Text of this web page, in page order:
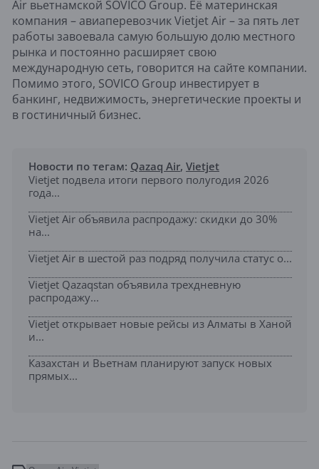
Air вьетнамской SOVICO Group. Её материнская
компания – авиаперевозчик Vietjet Air – за пять лет
работы завоевала самую большую долю местного
рынка и постоянно расширяет свою
международную сеть, говорится на сайте компании.
Помимо этого, SOVICO Group инвестирует в
банкинг, недвижимость, энергетические проекты и
в гостиничный бизнес.
Новости по тегам: Qazaq Air, Vietjet
Vietjet подвела итоги первого полугодия 2026
года...
Vietjet Air объявила распродажу: скидки до 30%
на...
Vietjet Air в шестой раз подряд получила статус о...
Vietjet Qazaqstan объявила трехдневную
распродажу...
Vietjet открывает новые рейсы из Алматы в Ханой
и...
Казахстан и Вьетнам планируют запуск новых
прямых...